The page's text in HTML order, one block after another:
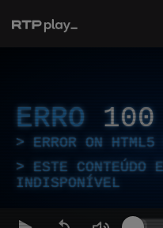
ERRO 100
ERROR ON
ESTE CONTEÚDO
INDISPONÍVEL